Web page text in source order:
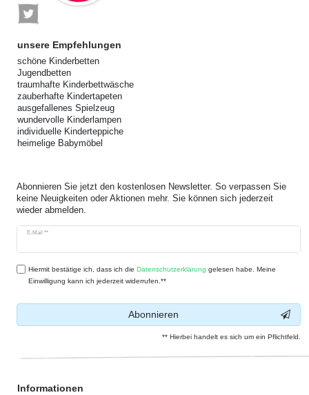
unsere Empfehlungen
schöne Kinderbetten
Jugendbetten
traumhafte Kinderbettwäsche
zauberhafte Kindertapeten
ausgefallenes Spielzeug
wundervolle Kinderlampen
individuelle Kinderteppiche
heimelige Babymöbel
Abonnieren Sie jetzt den kostenlosen Newsletter. So verpassen Sie
keine Neuigkeiten oder Aktionen mehr. Sie können sich jederzeit
wieder abmelden.
E-Mail **
Newsletter
Hiermit bestätige ich, dass ich dieDaten­schutz­erklärung gelesen habe. Meine
Einwilligung kann ich jederzeit widerrufen.**
Abonnieren
** Hierbei handelt es sich um ein Pflichtfeld.
Informationen